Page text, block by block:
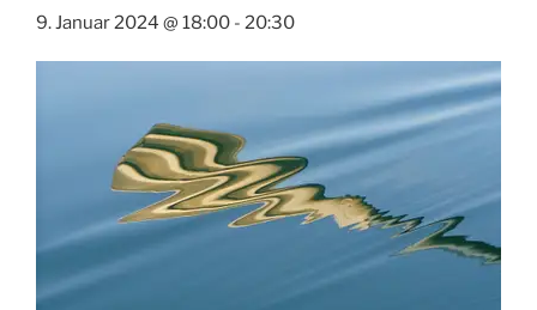
9. Januar 2024 @ 18:00 - 20:30